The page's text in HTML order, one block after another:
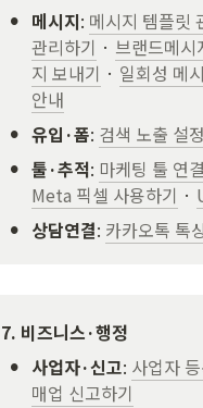
• 메시지: 메시지 템플릿
관리하기 · 브랜드메시
지 보내기 · 일회성 메
안내
• 유입·폼: 검색 노출 설
• 툴·추적: 마케팅 툴 연
Meta 픽셀 사용하기 ·
• 상담연결: 카카오톡 톡
7. 비즈니스·행정
• 사업자·신고: 사업자
매업 신고하기